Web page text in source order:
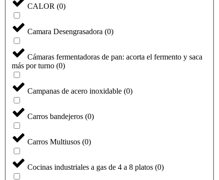
CALOR (0)
Camara Desengrasadora (0)
Cámaras fermentadoras de pan: acorta el fermento y saca
más por turno (0)
Campanas de acero inoxidable (0)
Carros bandejeros (0)
Carros Multiusos (0)
Cocinas industriales a gas de 4 a 8 platos (0)